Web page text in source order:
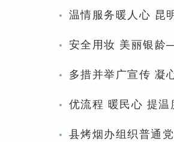
· 温情服务暖人心 昆
· 安全用妆 美丽银龄
· 多措并举广宣传 凝
· 优流程 暖民心 提
· 县烤烟办组织普通